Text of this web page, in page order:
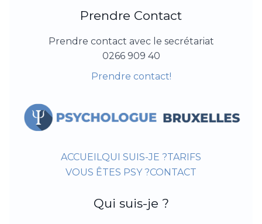
Prendre Contact
Prendre contact avec le secrétariat
0266 909 40
Prendre contact!
ACCUEIL QUI SUIS-JE ?TARIFS
VOUS ÊTES PSY ?CONTACT
Qui suis-je ?